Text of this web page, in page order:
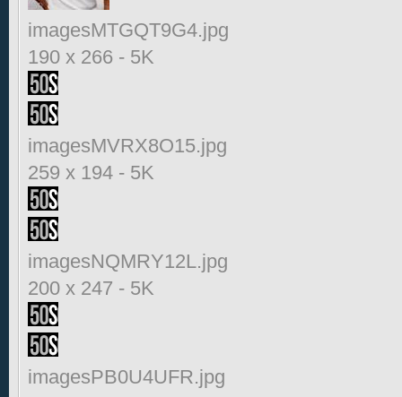
imagesMTGQT9G4.jpg
190 x 266 - 5K
imagesMVRX8O15.jpg
259 x 194 - 5K
imagesNQMRY12L.jpg
200 x 247 - 5K
imagesPB0U4UFR.jpg